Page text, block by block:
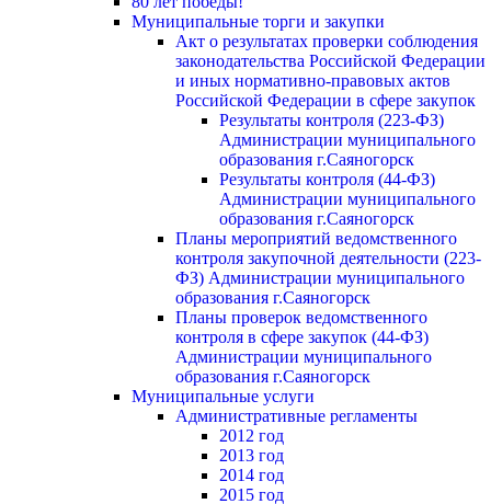
Муниципальные торги и закупки
Акт о результатах проверки соблюдения
законодательства Российской Федерации
и иных нормативно-правовых актов
Российской Федерации в сфере закупок
Результаты контроля (223-ФЗ)
Администрации муниципального
образования г.Саяногорск
Результаты контроля (44-ФЗ)
Администрации муниципального
образования г.Саяногорск
Планы мероприятий ведомственного
контроля закупочной деятельности (223-
ФЗ) Администрации муниципального
образования г.Саяногорск
Планы проверок ведомственного
контроля в сфере закупок (44-ФЗ)
Администрации муниципального
образования г.Саяногорск
Муниципальные услуги
Административные регламенты
2012 год
2013 год
2014 год
2015 год